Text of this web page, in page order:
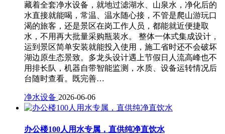
藏着全套净水设备，就地过滤湖水、山泉水，净化后的
水直接就能喝，常温、温水随心接，不管是爬山游玩口
渴的旅客，还是景区在岗工作人员，都能就近便捷取
水，不用再大批量采购瓶装水。 整体一体式集成设计，
运到景区简单安装就能投入使用，施工省时还不会破坏
湖边原生态景致。多龙头设计遇上节假日人流高峰也不
用排长队，机器自带智能监测，水质、设备运转情况后
台随时查看。既完善…
净水设备 2026-06-06
办公楼100人用水专属，直供纯净直饮水